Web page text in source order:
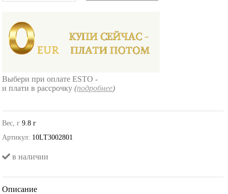
Выбери при оплате ESTO -
и плати в рассрочку(подробнее)
Вес, г 9.8 г
Артикул: 10LT3002801
в наличии
Описание